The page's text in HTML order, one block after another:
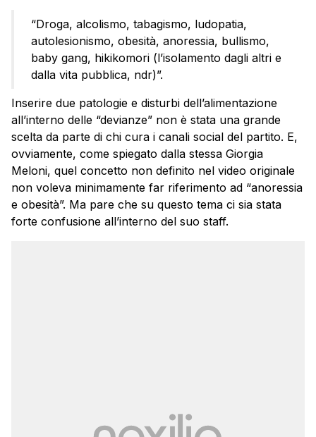
“Droga, alcolismo, tabagismo, ludopatia,
autolesionismo, obesità, anoressia, bullismo,
baby gang, hikikomori (l’isolamento dagli altri e
dalla vita pubblica, ndr)”.
Inserire due patologie e disturbi dell’alimentazione
all’interno delle “devianze” non è stata una grande
scelta da parte di chi cura i canali social del partito. E,
ovviamente, come spiegato dalla stessa Giorgia
Meloni, quel concetto non definito nel video originale
non voleva minimamente far riferimento ad “anoressia
e obesità”. Ma pare che su questo tema ci sia stata
forte confusione all’interno del suo staff.